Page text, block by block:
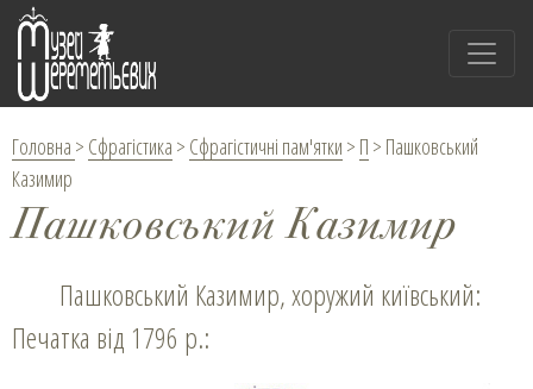
Головна > Сфрагістика > Сфрагістичні пам'ятки > П > Пашковський
Казимир
Пашковський Казимир
Пашковський Казимир, хоружий київський:
Печатка від 1796 р.: